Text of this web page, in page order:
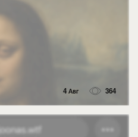
4 Авг 364